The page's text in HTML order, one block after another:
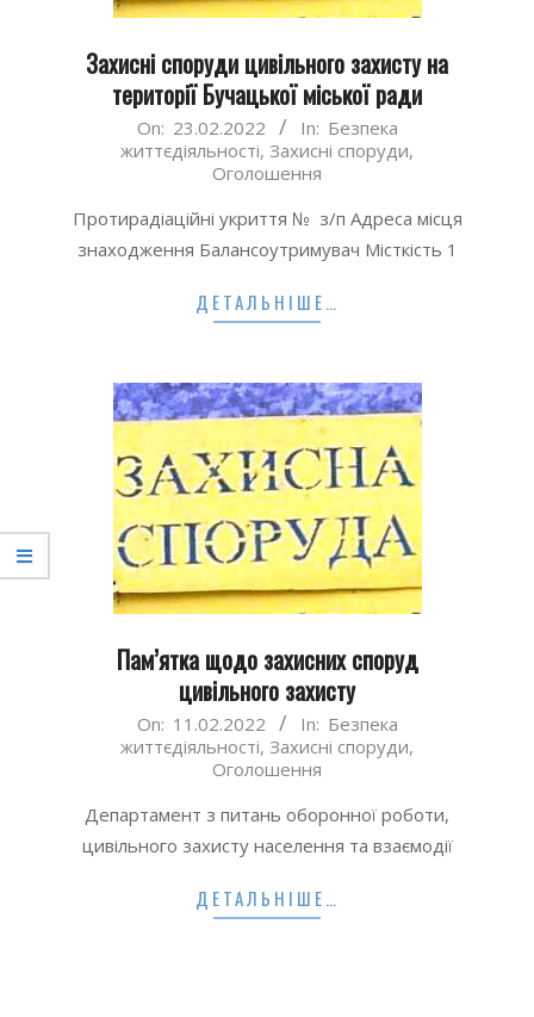
Захисні споруди цивільного захисту на
території Бучацької міської ради
On: 23.02.2022 In: Безпека
життєдіяльності, Захисні споруди,
Оголошення
Протирадіаційні укриття № з/п Адреса місця
знаходження Балансоутримувач Місткість 1
ДЕТАЛЬНІШЕ…
Пам’ятка щодо захисних споруд
цивільного захисту
On: 11.02.2022 In: Безпека
життєдіяльності, Захисні споруди,
Оголошення
Департамент з питань оборонної роботи,
цивільного захисту населення та взаємодії
ДЕТАЛЬНІШЕ…